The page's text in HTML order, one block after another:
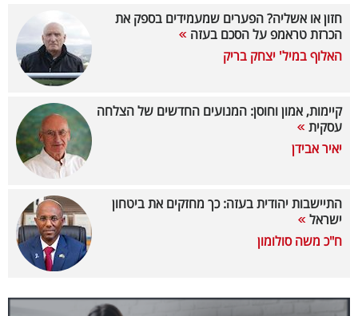
40
פעולה
ניוזלטרים
אדום
חזון או אשליה? הפערים שמעמידים בספק את
הכרזת טראמפ על הסכם בעזה
האלוף במיל' יצחק בריק
קיימות, אמון וחוסן: המנועים החדשים של הצלחה
עסקית
יאיר אבידן
התיישבות יהודית בעזה: כך מחזקים את ביטחון
ישראל
ח"כ משה סולומון